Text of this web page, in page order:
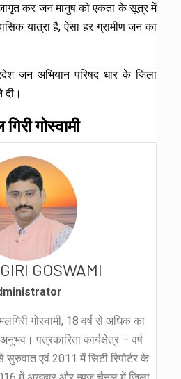
कर जन मानुष को एकता के सूत्र में
यात्रा है, ऐसा हर ग्रामीण जन का
जन अभियान परिषद धार के जिला
दी।
गोस्वामी
GOSWAMI
गोस्वामी, 18 वर्ष से अधिक का
पत्रकारिता कार्यक्षेत्र – वर्ष
एवं 2011 में सिटी रिपोर्टर के